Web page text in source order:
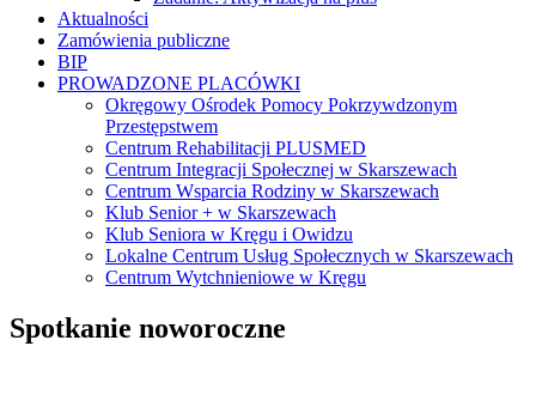
Aktualności
Zamówienia publiczne
BIP
PROWADZONE PLACÓWKI
Okręgowy Ośrodek Pomocy Pokrzywdzonym
Przestępstwem
Centrum Rehabilitacji PLUSMED
Centrum Integracji Społecznej w Skarszewach
Centrum Wsparcia Rodziny w Skarszewach
Klub Senior + w Skarszewach
Klub Seniora w Kręgu i Owidzu
Lokalne Centrum Usług Społecznych w Skarszewach
Centrum Wytchnieniowe w Kręgu
Spotkanie noworoczne